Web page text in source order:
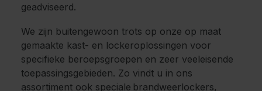
geadviseerd.
We zijn buitengewoon trots op onze op maat
gemaakte kast- en lockeroplossingen voor
specifieke beroepsgroepen en zeer veeleisende
toepassingsgebieden. Zo vindt u in ons
assortiment ook speciale brandweerlockers,